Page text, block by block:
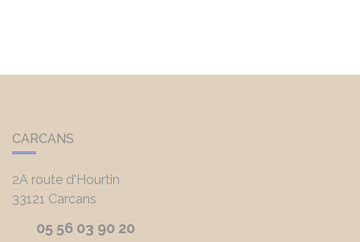
CARCANS
2A route d'Hourtin
33121 Carcans
05 56 03 90 20